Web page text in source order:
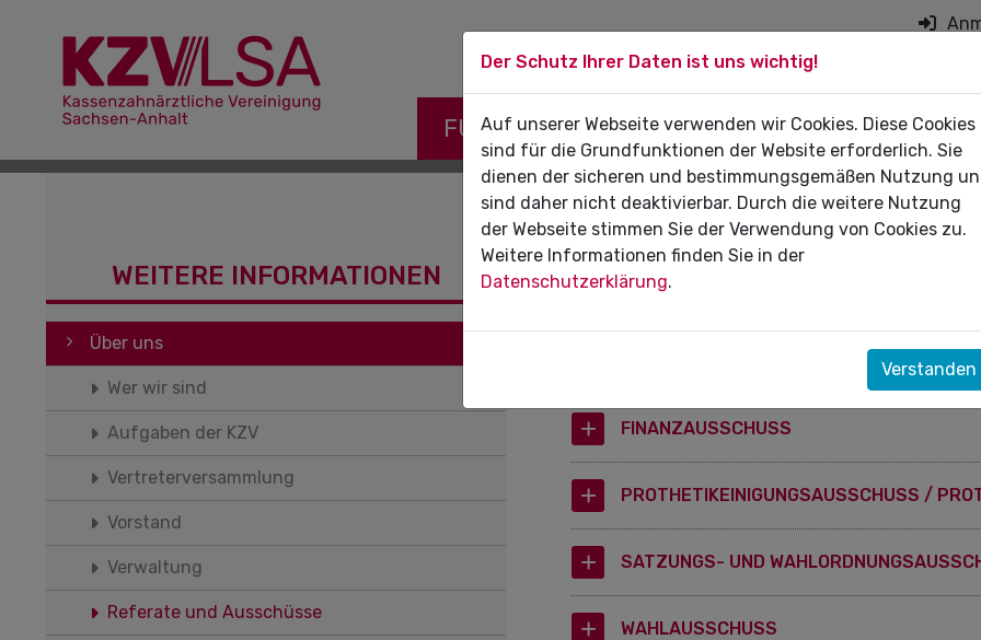
FÜR DIE PRAXIS FÜR PATIENTEN
Referate und Ausschüsse
FINANZAUSSCHUSS
PROTHETIKEINIGUNGSAUSSCHUSS /
SATZUNGS- UND
WAHLAUSSCHUSS
WEITERE INFORMATIONEN
Navigation überspringen
Über uns
Wer wir sind
Aufgaben der KZV
Vertreterversammlung
Vorstand
Verwaltung
Referate und Ausschüsse
Der Schutz Ihrer Daten ist uns wichtig!
Auf unserer Webseite verwenden wir Cookies. Diese Cookies
sind für die Grundfunktionen der Website erforderlich. Sie
dienen der sicheren und bestimmungsgemäßen Nutzung
sind daher nicht deaktivierbar. Durch die weitere Nutzung
der Webseite stimmen Sie der Verwendung von Cookies zu.
Weitere Informationen finden Sie in der
Datenschutzerklärung.
Verstanden